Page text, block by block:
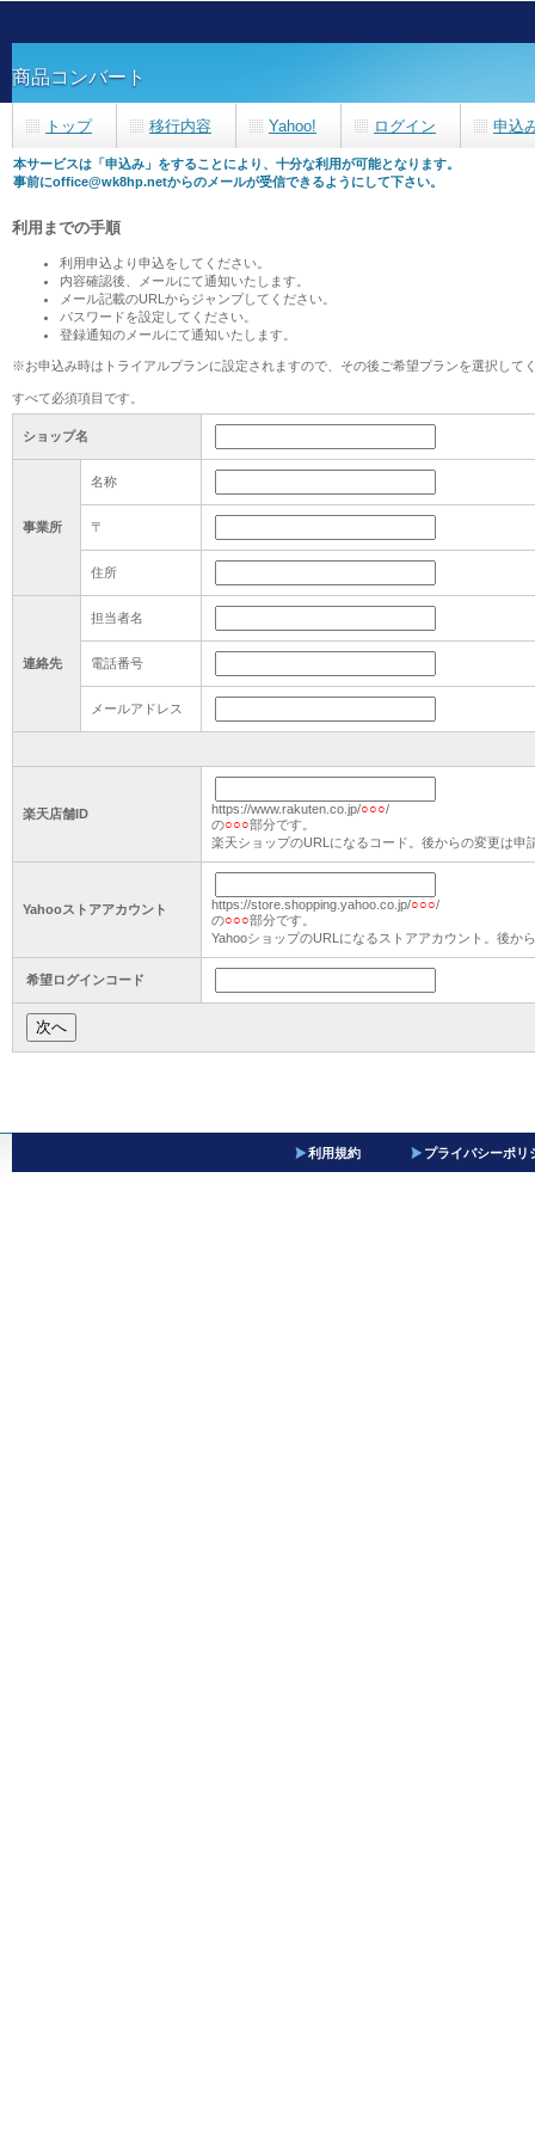
商品コンバート
トップ 移行内容 Yahoo! ログイン 申込
本サービスは「申込み」をすることにより、十分な利用が可能となります。
事前にoffice@wk8hp.netからのメールが受信できるようにして下さい。
利用までの手順
利用申込より申込をしてください。
内容確認後、メールにて通知いたします。
メール記載のURLからジャンプしてください。
パスワードを設定してください。
登録通知のメールにて通知いたします。
※お申込み時はトライアルプランに設定されますので、その後ご希望プランを選択して
すべて必須項目です。
ショップ名
事業所
名称
〒
住所
連絡先
担当者名
電話番号
メールアドレス
楽天店舗ID https://www.rakuten.co.jp/○○○/
の○○○部分です。
楽天ショップのURLになるコード。後からの変更は申
Yahooストアアカウント https://store.shopping.yahoo.co.jp/○○○/
の○○○部分です。
YahooショップのURLになるストアアカウント。後か
希望ログインコード
利用規約 プライバシーポリ